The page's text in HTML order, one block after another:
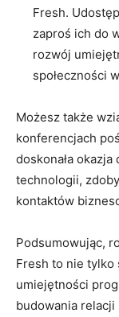
Fresh.
zaproś ich do
‍rozwój
społeczności
Możesz także
konferencjach
‌doskonała
‌technologii,
kontaktów
Podsumowując,
Fresh to nie tylko
umiejętności
budowania​